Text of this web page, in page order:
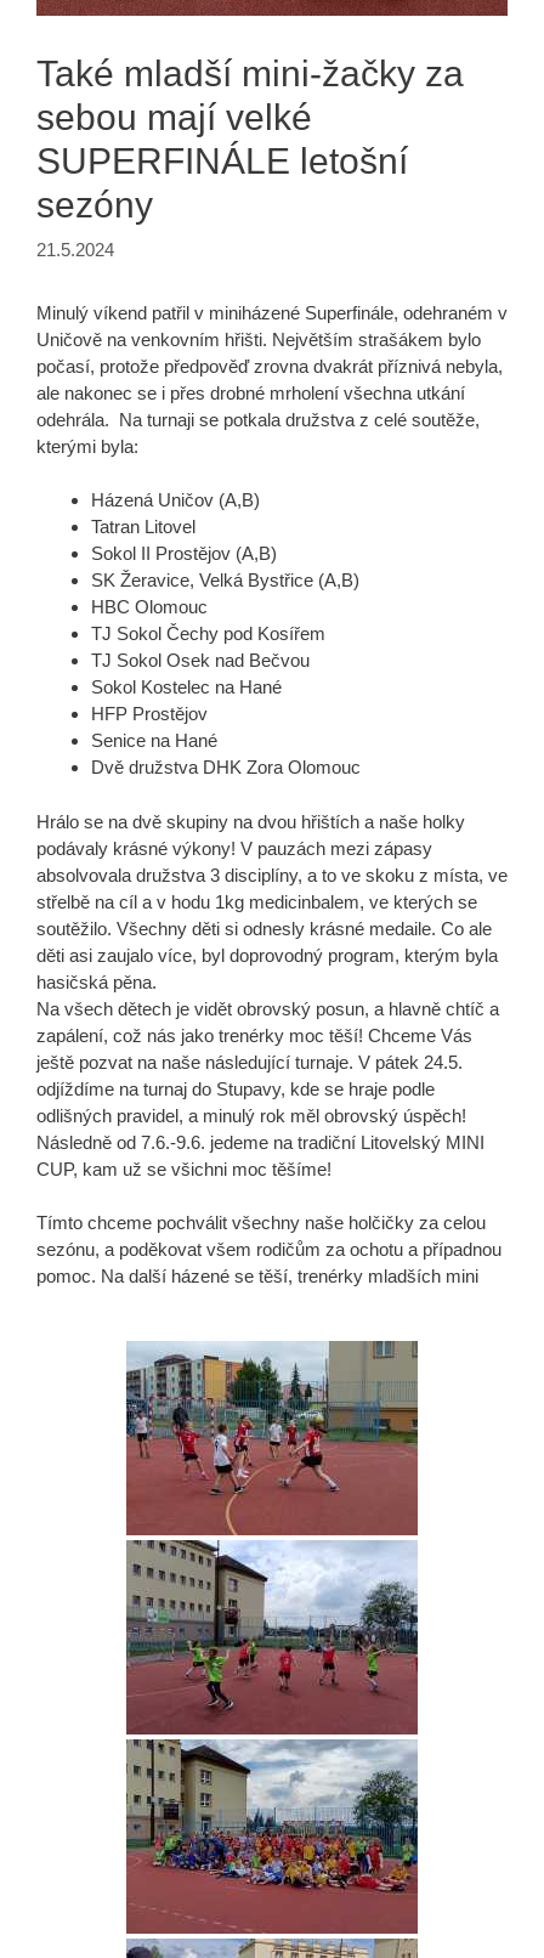
Také mladší mini-žačky za
sebou mají velké
SUPERFINÁLE letošní
sezóny
21.5.2024
Minulý víkend patřil v miniházené Superfinále, odehraném v
Uničově na venkovním hřišti. Největším strašákem bylo
počasí, protože předpověď zrovna dvakrát příznivá nebyla,
ale nakonec se i přes drobné mrholení všechna utkání
odehrála. Na turnaji se potkala družstva z celé soutěže,
kterými byla:
Házená Uničov (A,B)
Tatran Litovel
Sokol II Prostějov (A,B)
SK Žeravice, Velká Bystřice (A,B)
HBC Olomouc
TJ Sokol Čechy pod Kosířem
TJ Sokol Osek nad Bečvou
Sokol Kostelec na Hané
HFP Prostějov
Senice na Hané
Dvě družstva DHK Zora Olomouc
Hrálo se na dvě skupiny na dvou hřištích a naše holky
podávaly krásné výkony! V pauzách mezi zápasy
absolvovala družstva 3 disciplíny, a to ve skoku z místa, ve
střelbě na cíl a v hodu 1kg medicinbalem, ve kterých se
soutěžilo. Všechny děti si odnesly krásné medaile. Co ale
děti asi zaujalo více, byl doprovodný program, kterým byla
hasičská pěna.
Na všech dětech je vidět obrovský posun, a hlavně chtíč a
zapálení, což nás jako trenérky moc těší! Chceme Vás
ještě pozvat na naše následující turnaje. V pátek 24.5.
odjíždíme na turnaj do Stupavy, kde se hraje podle
odlišných pravidel, a minulý rok měl obrovský úspěch!
Následně od 7.6.-9.6. jedeme na tradiční Litovelský MINI
CUP, kam už se všichni moc těšíme!
Tímto chceme pochválit všechny naše holčičky za celou
sezónu, a poděkovat všem rodičům za ochotu a případnou
pomoc. Na další házené se těší, trenérky mladších mini